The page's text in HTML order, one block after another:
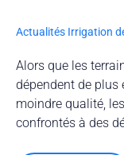
Actualités Irrigation
Alors que les
dépendent de plus
moindre qualité,
confrontés à des